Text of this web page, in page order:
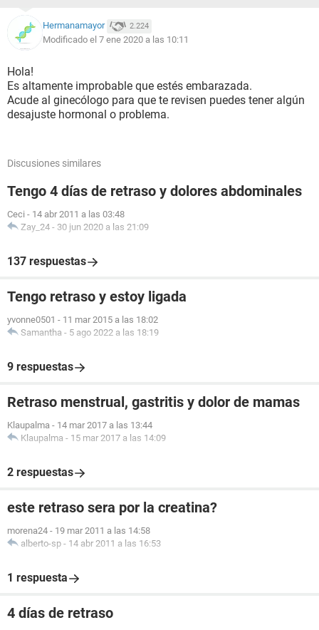
Hermanamayor 2.224
Modificado el 7 ene 2020 a las 10:11
Hola!
Es altamente improbable que estés embarazada.
Acude al ginecólogo para que te revisen puedes tener algún
desajuste hormonal o problema.
Discusiones similares
Tengo 4 días de retraso y dolores abdominales
Ceci - 14 abr 2011 a las 03:48
Zay_24 - 30 jun 2020 a las 21:09
137 respuestas
Tengo retraso y estoy ligada
yvonne0501 - 11 mar 2015 a las 18:02
Samantha - 5 ago 2022 a las 18:19
9 respuestas
Retraso menstrual, gastritis y dolor de mamas
Klaupalma - 14 mar 2017 a las 13:44
Klaupalma - 15 mar 2017 a las 14:09
2 respuestas
este retraso sera por la creatina?
morena24 - 19 mar 2011 a las 14:58
alberto-sp - 14 abr 2011 a las 16:53
1 respuesta
4 días de retraso